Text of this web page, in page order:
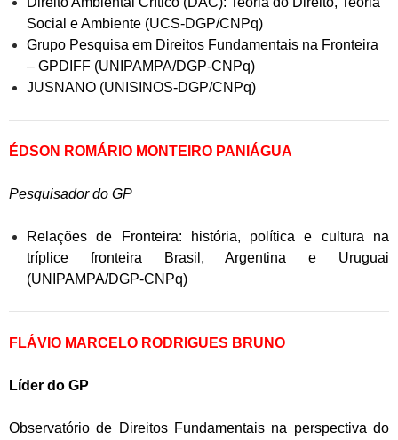
Social e Ambiente (UCS-DGP/CNPq)
Grupo Pesquisa em Direitos Fundamentais na Fronteira
– GPDIFF (UNIPAMPA/DGP-CNPq)
JUSNANO (UNISINOS-DGP/CNPq)
ÉDSON ROMÁRIO MONTEIRO PANIÁGUA
Pesquisador do GP
Relações de Fronteira: história, política e cultura na
tríplice fronteira Brasil, Argentina e Uruguai
(UNIPAMPA/DGP-CNPq)
FLÁVIO MARCELO RODRIGUES BRUNO
Líder do GP
Observatório de Direitos Fundamentais na perspectiva do